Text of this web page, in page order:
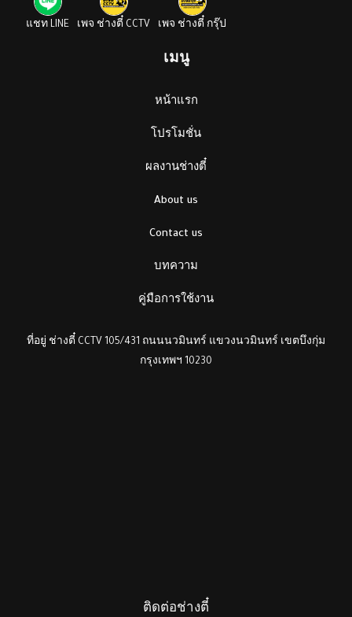
แชท LINE เพจ ช่างตี๋ CCTV เพจ ช่างตี๋ กรุ๊ป
เมนู
หน้าแรก
โปรโมชั่น
ผลงานช่างตี๋
About us
Contact us
บทความ
คู่มือการใช้งาน
ที่อยู่ ช่างตี๋ CCTV 105/431 ถนนนวมินทร์ แขวงนวมินทร์ เขตบึงกุ่ม
กรุงเทพฯ 10230
ติดต่อช่างตี๋